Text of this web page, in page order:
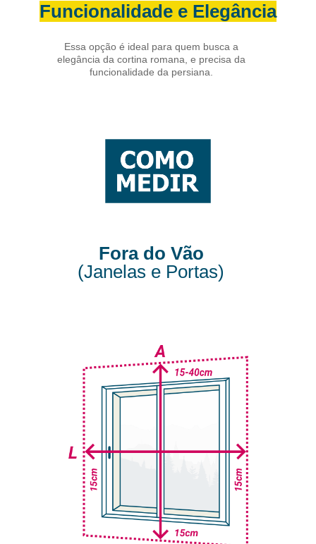
Funcionalidade e Elegância
Essa opção é ideal para quem busca a
elegância da cortina romana, e precisa da
funcionalidade da persiana.
Fora do Vão
(Janelas e Portas)